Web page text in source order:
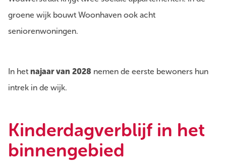
groene wijk bouwt Woonhaven ook acht
seniorenwoningen.
In het najaar van 2028 nemen de eerste bewoners hun
intrek in de wijk.
Kinderdagverblijf in het
binnengebied